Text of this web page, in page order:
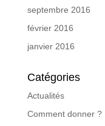
septembre 2016
février 2016
janvier 2016
Catégories
Actualités
Comment donner ?